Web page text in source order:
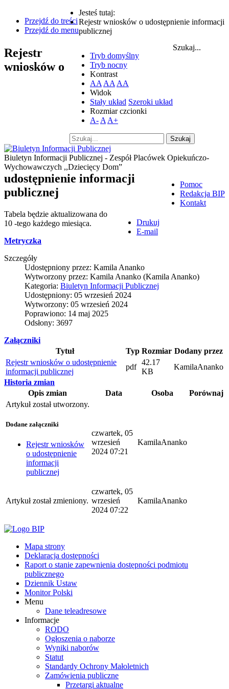
Przejdź do treści
Przejdź do menu
Tryb domyślny
Tryb nocny
Kontrast
AA AA AA
Widok
Stały układ Szeroki układ
Rozmiar czcionki
A- A A+
Szukaj...
Szukaj
Biuletyn Informacji Publicznej - Zespół Placówek Opiekuńczo-
Wychowawczych ,,Dziecięcy Dom”
Pomoc
Redakcja BIP
Kontakt
Jesteś tutaj:
Rejestr wniosków o udostępnienie informacji
publicznej
Rejestr
wniosków o
udostępnienie informacji
publicznej
Drukuj
E-mail
Tabela będzie aktualizowana do
10 -tego każdego miesiąca.
Metryczka
Szczegóły
Udostępniony przez: Kamila Ananko
Wytworzony przez: Kamila Ananko (Kamila Ananko)
Kategoria: Biuletyn Informacji Publicznej
Udostępniony: 05 wrzesień 2024
Wytworzony: 05 wrzesień 2024
Poprawiono: 14 maj 2025
Odsłony: 3697
Załączniki
Tytuł
Typ Rozmiar Dodany przez
Rejestr wniosków o udostępnienie
informacji publicznej
pdf
42.17
KB
KamilaAnanko
Historia zmian
Opis zmian
Data Osoba
Porównaj
Artykuł został utworzony.
Dodane załączniki
Rejestr wniosków
o udostępnienie
informacji
publicznej
czwartek, 05
wrzesień
2024 07:21
KamilaAnanko
Artykuł został zmieniony.
czwartek, 05
wrzesień
2024 07:22
KamilaAnanko
Mapa strony
Deklaracja dostępności
Raport o stanie zapewnienia dostępności podmiotu
publicznego
Dziennik Ustaw
Monitor Polski
Menu
Dane teleadresowe
Informacje
RODO
Ogłoszenia o naborze
Wyniki naborów
Statut
Standardy Ochrony Małoletnich
Zamówienia publiczne
Przetargi aktualne